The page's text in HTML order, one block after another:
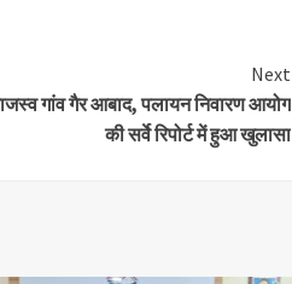
Next
गांव गैर आबाद, पलायन निवारण आयोग
की सर्वे रिपोर्ट में हुआ खुलासा